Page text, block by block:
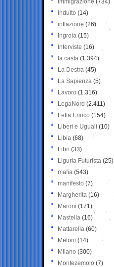
Immigrazione (734)
indulto (14)
inflazione (26)
Ingroia (15)
Interviste (16)
la casta (1.394)
La Destra (45)
La Sapienza (5)
Lavoro (1.316)
LegaNord (2.411)
Letta Enrico (154)
Liberi e Uguali (10)
Libia (68)
Libri (33)
Liguria Futurista (25)
mafia (543)
manifesto (7)
Margherita (16)
Maroni (171)
Mastella (16)
Mattarella (60)
Meloni (14)
Milano (300)
Montezemolo (7)